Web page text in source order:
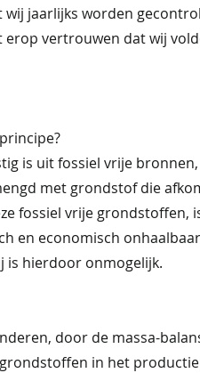
jaarlijks worden
vertrouwen dat wij
is uit fossiel vrije
met grondstof die
fossiel vrije grondstoffen,
en economisch
is hierdoor onmogelijk.
door de massa-
in het